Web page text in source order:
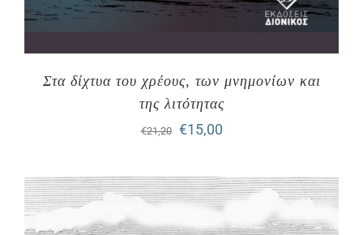
Στα δίχτυα του χρέους, των μνημονίων και
της λιτότητας
€21,20
Original
was:
€21,20.
€15,00Η
τιμή
είναι: